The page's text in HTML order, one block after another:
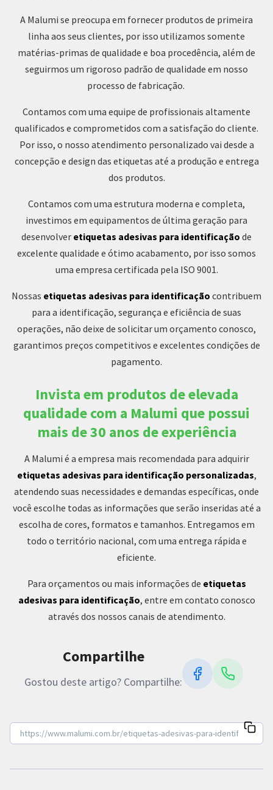
A Malumi se preocupa em fornecer produtos de primeira
linha aos seus clientes, por isso utilizamos somente
matérias-primas de qualidade e boa procedência, além de
seguirmos um rigoroso padrão de qualidade em nosso
processo de fabricação.
Contamos com uma equipe de profissionais altamente
qualificados e comprometidos com a satisfação do cliente.
Por isso, o nosso atendimento personalizado vai desde a
concepção e design das etiquetas até a produção e entrega
dos produtos.
Contamos com uma estrutura moderna e completa,
investimos em equipamentos de última geração para
desenvolver etiquetas adesivas para identificação de
excelente qualidade e ótimo acabamento, por isso somos
uma empresa certificada pela ISO 9001.
Nossas etiquetas adesivas para identificação contribuem
para a identificação, segurança e eficiência de suas
operações, não deixe de solicitar um orçamento conosco,
garantimos preços competitivos e excelentes condições de
pagamento.
Invista em produtos de elevada
qualidade com a Malumi que possui
mais de 30 anos de experiência
A Malumi é a empresa mais recomendada para adquirir
etiquetas adesivas para identificação personalizadas,
atendendo suas necessidades e demandas específicas, onde
você escolhe todas as informações que serão inseridas até a
escolha de cores, formatos e tamanhos. Entregamos em
todo o território nacional, com uma entrega rápida e
eficiente.
Para orçamentos ou mais informações de etiquetas
adesivas para identificação, entre em contato conosco
através dos nossos canais de atendimento.
Compartilhe
Gostou deste artigo? Compartilhe: